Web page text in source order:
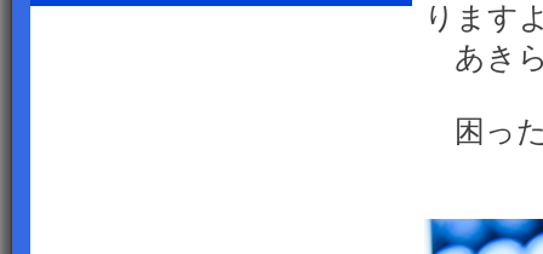
ります
あき
困っ